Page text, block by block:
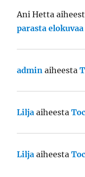
Ani Hetta
parasta
admin aiheesta
Lilja aiheesta
Lilja aiheesta